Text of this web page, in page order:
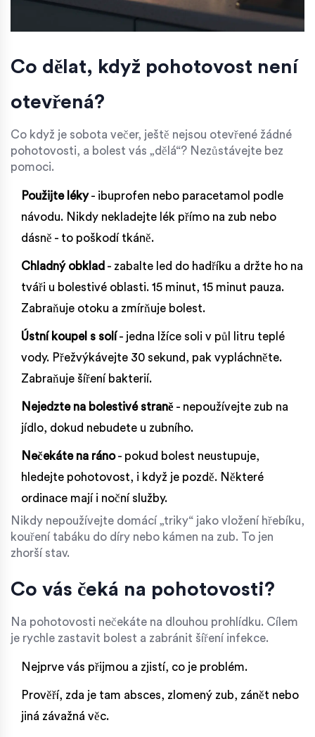
Co dělat, když pohotovost není
otevřená?
Co když je sobota večer, ještě nejsou otevřené žádné
pohotovosti, a bolest vás „dělá“? Nezůstávejte bez
pomoci.
Použijte léky- ibuprofen nebo paracetamol podle
návodu. Nikdy nekladejte lék přímo na zub nebo
dásně - to poškodí tkáně.
Chladný obklad - zabalte led do hadříku a držte ho na
tváři u bolestivé oblasti. 15 minut, 15 minut pauza.
Zabraňuje otoku a zmírňuje bolest.
Ústní koupel s solí - jedna lžíce soli v půl litru teplé
vody. Přežvýkávejte 30 sekund, pak vypláchněte.
Zabraňuje šíření bakterií.
Nejedzte na bolestivé straně - nepoužívejte zub na
jídlo, dokud nebudete u zubního.
Nečekáte na ráno- pokud bolest neustupuje,
hledejte pohotovost, i když je pozdě. Některé
ordinace mají i noční služby.
Nikdy nepoužívejte domácí „triky“ jako vložení hřebíku,
kouření tabáku do díry nebo kámen na zub. To jen
zhorší stav.
Co vás čeká na pohotovosti?
Na pohotovosti nečekáte na dlouhou prohlídku. Cílem
je rychle zastavit bolest a zabránit šíření infekce.
Nejprve vás přijmou a zjistí, co je problém.
Prověří, zda je tam absces, zlomený zub, zánět nebo
jiná závažná věc.